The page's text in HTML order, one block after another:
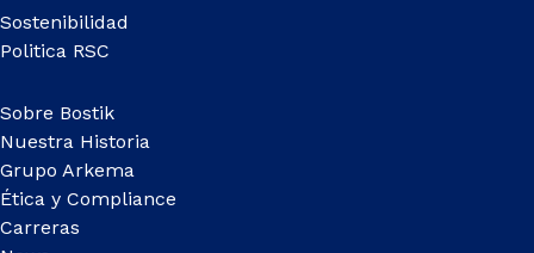
Sostenibilidad
Politica RSC
Sobre Bostik
Nuestra Historia
Grupo Arkema
Ética y Compliance
Carreras